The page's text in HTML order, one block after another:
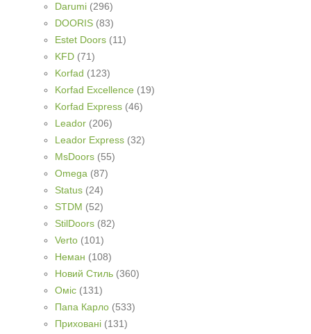
Darumi (296)
DOORIS (83)
Estet Doors (11)
KFD (71)
Korfad (123)
Korfad Excellence (19)
Korfad Express (46)
Leador (206)
Leador Express (32)
MsDoors (55)
Omega (87)
Status (24)
STDM (52)
StilDoors (82)
Verto (101)
Неман (108)
Новий Стиль (360)
Оміс (131)
Папа Карло (533)
Приховані (131)